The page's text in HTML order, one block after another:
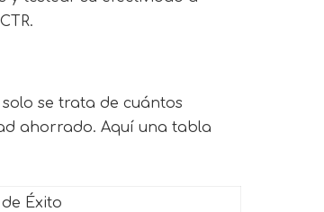
se trata de cuántos
ahorrado. Aquí una tabla
Éxito